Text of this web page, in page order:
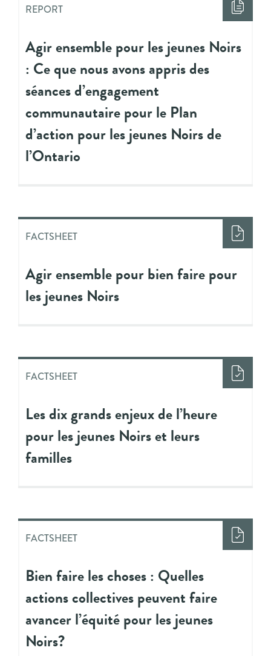
REPORT
Agir ensemble pour les jeunes Noirs
: Ce que nous avons appris des
séances d’engagement
communautaire pour le Plan
d’action pour les jeunes Noirs de
l’Ontario
FACTSHEET
Agir ensemble pour bien faire pour
les jeunes Noirs
FACTSHEET
Les dix grands enjeux de l’heure
pour les jeunes Noirs et leurs
familles
FACTSHEET
Bien faire les choses : Quelles
actions collectives peuvent faire
avancer l’équité pour les jeunes
Noirs?